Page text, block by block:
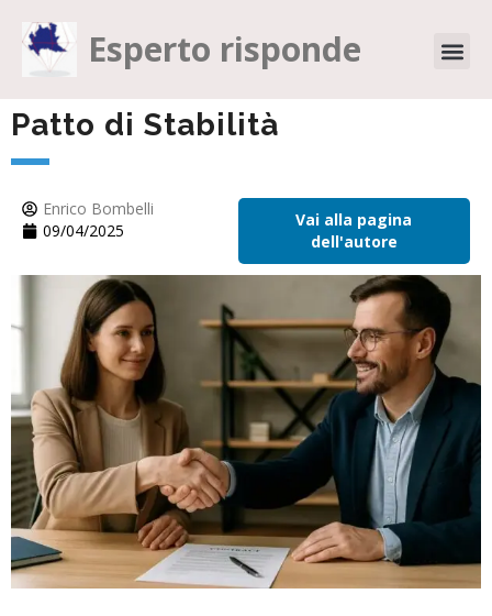
Esperto risponde
Patto di Stabilità
Enrico Bombelli
09/04/2025
Vai alla pagina
dell'autore